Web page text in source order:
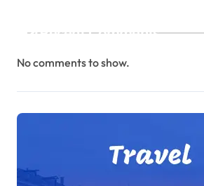
Recent Comments
No comments to show.